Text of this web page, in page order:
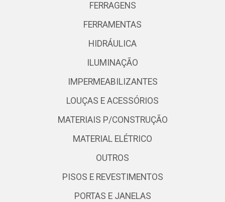
FERRAGENS
FERRAMENTAS
HIDRÁULICA
ILUMINAÇÃO
IMPERMEABILIZANTES
LOUÇAS E ACESSÓRIOS
MATERIAIS P/CONSTRUÇÃO
MATERIAL ELÉTRICO
OUTROS
PISOS E REVESTIMENTOS
PORTAS E JANELAS